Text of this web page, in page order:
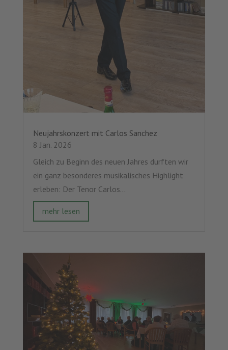
Neujahrskonzert mit Carlos Sanchez
8 Jan. 2026
Gleich zu Beginn des neuen Jahres durften wir
ein ganz besonderes musikalisches Highlight
erleben: Der Tenor Carlos...
mehr lesen